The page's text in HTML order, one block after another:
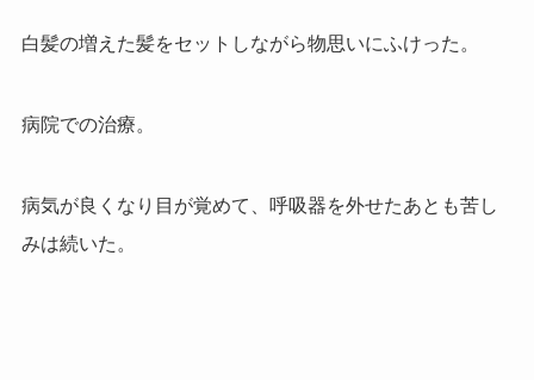
白髪の増えた髪をセットしながら物思いにふけった。
病院での治療。
病気が良くなり目が覚めて、呼吸器を外せたあとも苦し
みは続いた。